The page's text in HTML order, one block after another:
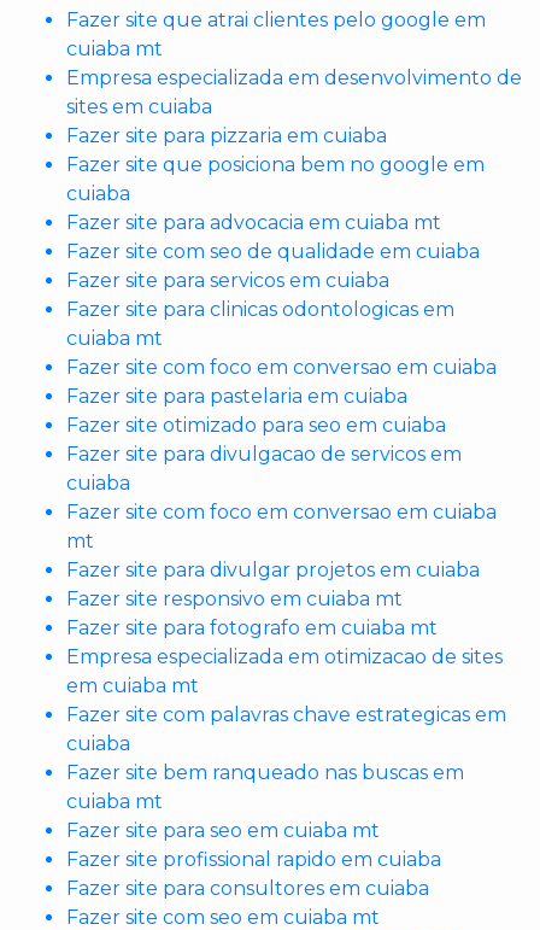
Fazer site que atrai clientes pelo google em
cuiaba mt
Empresa especializada em desenvolvimento de
sites em cuiaba
Fazer site para pizzaria em cuiaba
Fazer site que posiciona bem no google em
cuiaba
Fazer site para advocacia em cuiaba mt
Fazer site com seo de qualidade em cuiaba
Fazer site para servicos em cuiaba
Fazer site para clinicas odontologicas em
cuiaba mt
Fazer site com foco em conversao em cuiaba
Fazer site para pastelaria em cuiaba
Fazer site otimizado para seo em cuiaba
Fazer site para divulgacao de servicos em
cuiaba
Fazer site com foco em conversao em cuiaba
mt
Fazer site para divulgar projetos em cuiaba
Fazer site responsivo em cuiaba mt
Fazer site para fotografo em cuiaba mt
Empresa especializada em otimizacao de sites
em cuiaba mt
Fazer site com palavras chave estrategicas em
cuiaba
Fazer site bem ranqueado nas buscas em
cuiaba mt
Fazer site para seo em cuiaba mt
Fazer site profissional rapido em cuiaba
Fazer site para consultores em cuiaba
Fazer site com seo em cuiaba mt